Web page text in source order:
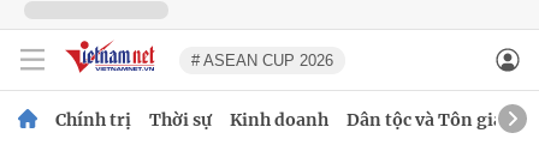
# ASEAN CUP 2026
Chính trị Thời sự Kinh doanh Dân tộc và Tôn giáo